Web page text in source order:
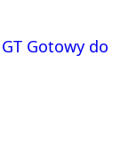
Gotowy do